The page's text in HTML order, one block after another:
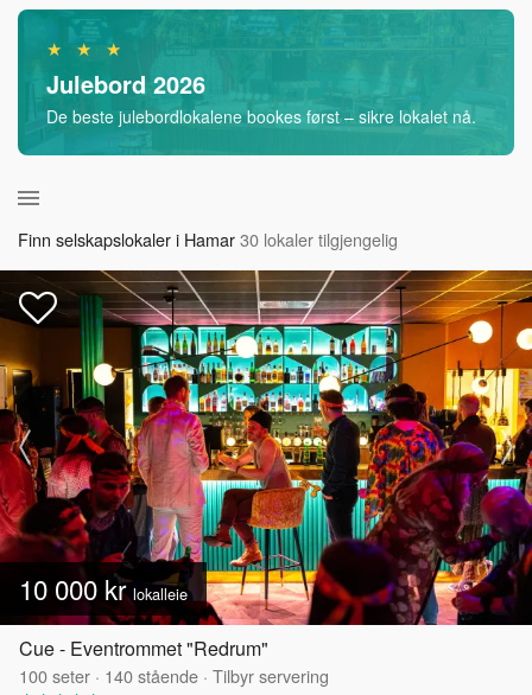
★ ★ ★
Julebord 2026
De beste julebordlokalene bookes først – sikre lokalet nå.
Finn selskapslokaler i Hamar30 lokaler tilgjengelig
10 000 krlokalleie
Cue - Eventrommet "Redrum"
100seter · 140stående · Tilbyr servering